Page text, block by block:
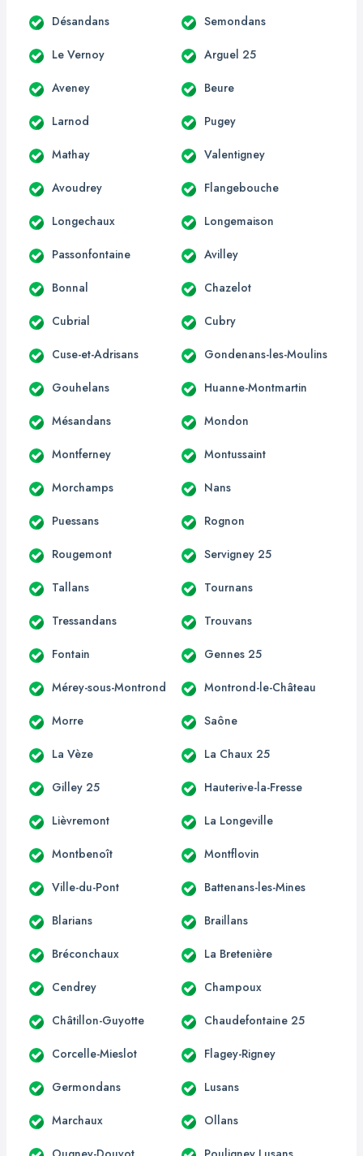
Désandans Semondans
Le Vernoy Arguel 25
Aveney Beure
Larnod Pugey
Mathay Valentigney
Avoudrey Flangebouche
Longechaux Longemaison
Passonfontaine Avilley
Bonnal Chazelot
Cubrial Cubry
Cuse-et-Adrisans Gondenans-les-Moulins
Gouhelans Huanne-Montmartin
Mésandans Mondon
Montferney Montussaint
Morchamps Nans
Puessans Rognon
Rougemont Servigney 25
Tallans Tournans
Tressandans Trouvans
Fontain Gennes 25
Mérey-sous-Montrond Montrond-le-Château
Morre Saône
La Vèze La Chaux 25
Gilley 25 Hauterive-la-Fresse
Lièvremont La Longeville
Montbenoît Montflovin
Ville-du-Pont Battenans-les-Mines
Blarians Braillans
Bréconchaux La Bretenière
Cendrey Champoux
Châtillon-Guyotte Chaudefontaine 25
Corcelle-Mieslot Flagey-Rigney
Germondans Lusans
Marchaux Ollans